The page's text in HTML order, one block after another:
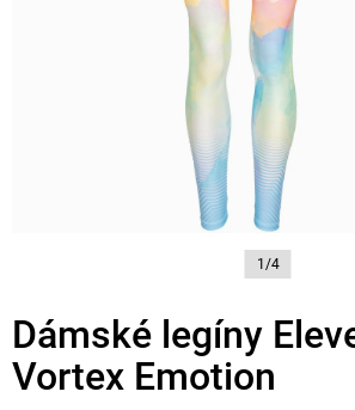
1/4
Dámské legíny
Vortex Emotion